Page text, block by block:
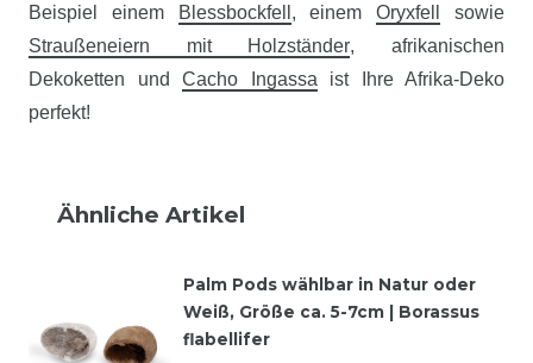
Beispiel einem
Blessbockfell , einemOryxfell
sowie
Straußeneiern mit Holzständer, afrikanischen
Dekoketten und Cacho Ingassa ist Ihre Afrika-Deko
perfekt!
Ähnliche Artikel
Palm Pods wählbar in Natur oder
Weiß, Größe ca. 5-7cm | Borassus
flabellifer